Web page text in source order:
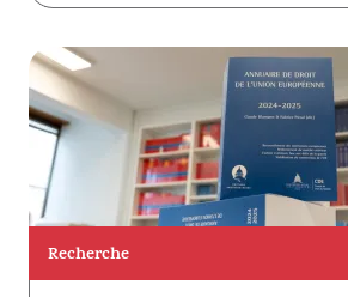
Recherche